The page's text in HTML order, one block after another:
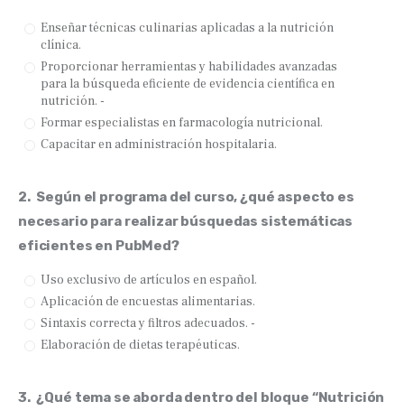
Enseñar técnicas culinarias aplicadas a la nutrición
clínica.
Proporcionar herramientas y habilidades avanzadas
para la búsqueda eficiente de evidencia científica en
nutrición. -
Formar especialistas en farmacología nutricional.
Capacitar en administración hospitalaria.
2. Según el programa del curso, ¿qué aspecto es
necesario para realizar búsquedas sistemáticas
eficientes en PubMed?
Uso exclusivo de artículos en español.
Aplicación de encuestas alimentarias.
Sintaxis correcta y filtros adecuados. -
Elaboración de dietas terapéuticas.
3. ¿Qué tema se aborda dentro del bloque “Nutrición